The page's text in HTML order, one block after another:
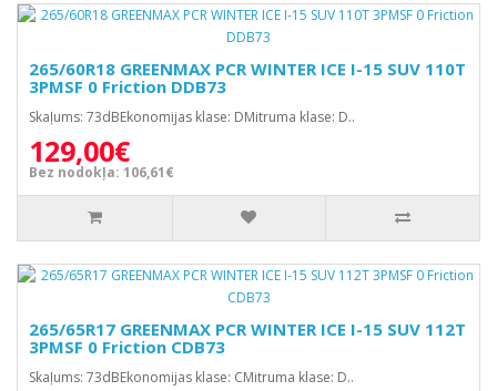
265/60R18 GREENMAX PCR WINTER ICE I-15 SUV 110T
3PMSF 0 Friction DDB73
Skaļums: 73dBEkonomijas klase: DMitruma klase: D..
129,00€
Bez nodokļa: 106,61€
265/65R17 GREENMAX PCR WINTER ICE I-15 SUV 112T
3PMSF 0 Friction CDB73
Skaļums: 73dBEkonomijas klase: CMitruma klase: D..